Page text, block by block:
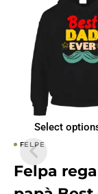
Select
FELPE
Felpa